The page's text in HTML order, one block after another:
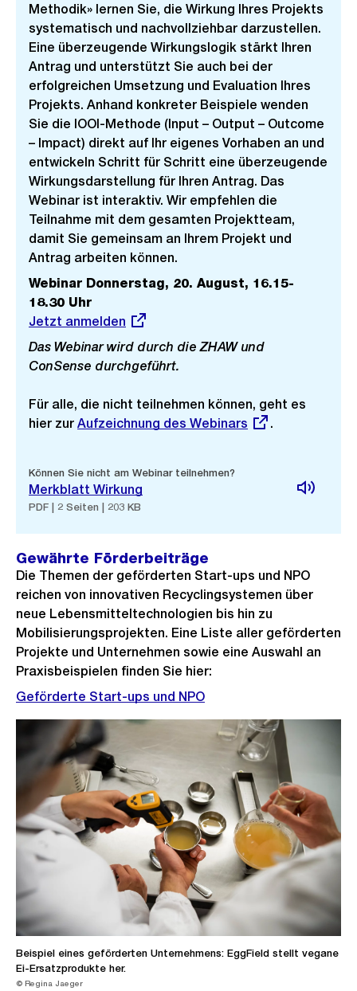
Methodik» lernen Sie, die Wirkung Ihres Projekts
systematisch und nachvollziehbar darzustellen.
Eine überzeugende Wirkungslogik stärkt Ihren
Antrag und unterstützt Sie auch bei der
erfolgreichen Umsetzung und Evaluation Ihres
Projekts. Anhand konkreter Beispiele wenden
Sie die IOOI-Methode (Input – Output – Outcome
– Impact) direkt auf Ihr eigenes Vorhaben an und
entwickeln Schritt für Schritt eine überzeugende
Wirkungsdarstellung für Ihren Antrag. Das
Webinar ist interaktiv. Wir empfehlen die
Teilnahme mit dem gesamten Projektteam,
damit Sie gemeinsam an Ihrem Projekt und
Antrag arbeiten können.
Webinar Donnerstag, 20. August, 16.15-
18.30 Uhr
Externer
Link:
Jetzt anmelden
Das Webinar wird durch die ZHAW und
ConSense durchgeführt.
Für alle, die nicht teilnehmen können, geht es
hier zur Externer
Aufzeichnung des Webinars .
Können Sie nicht am Webinar teilnehmen?
Merkblatt Wirkung
PDF | 2 Seiten | 203 KB
Gewährte Förderbeiträge
Die Themen der geförderten Start-ups und NPO
reichen von innovativen Recyclingsystemen über
neue Lebensmitteltechnologien bis hin zu
Mobilisierungsprojekten. Eine Liste aller geförderten
Projekte und Unternehmen sowie eine Auswahl an
Praxisbeispielen finden Sie hier:
Geförderte Start-ups und NPO
Beispiel eines geförderten Unternehmens: EggField stellt vegane
Ei-Ersatzprodukte her.
© Regina Jaeger